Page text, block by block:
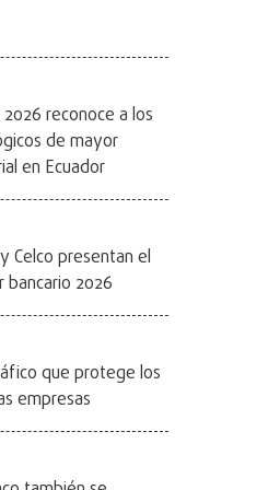
reconoce a los
de mayor
en Ecuador
Celco presentan el
2026
que protege los
empresas